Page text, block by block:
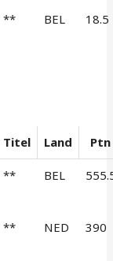
** BEL 18.5
Titel Land Ptn
** BEL
** NED 390